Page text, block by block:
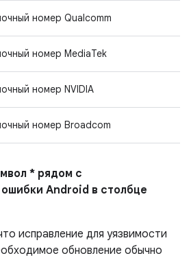
номер Qualcomm
номер MediaTek
номер NVIDIA
номер Broadcom
* рядом с
Android в столбце
исправление для уязвимости
обновление обычно